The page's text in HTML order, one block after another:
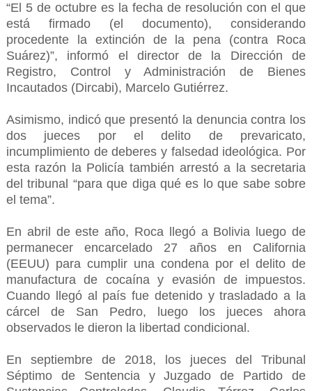
“El 5 de octubre es la fecha de resolución con el que
está firmado (el documento), considerando
procedente la extinción de la pena (contra Roca
Suárez)”, informó el director de la Dirección de
Registro, Control y Administración de Bienes
Incautados (Dircabi), Marcelo Gutiérrez.
Asimismo, indicó que presentó la denuncia contra los
dos jueces por el delito de prevaricato,
incumplimiento de deberes y falsedad ideológica. Por
esta razón la Policía también arrestó a la secretaria
del tribunal “para que diga qué es lo que sabe sobre
el tema”.
En abril de este año, Roca llegó a Bolivia luego de
permanecer encarcelado 27 años en California
(EEUU) para cumplir una condena por el delito de
manufactura de cocaína y evasión de impuestos.
Cuando llegó al país fue detenido y trasladado a la
cárcel de San Pedro, luego los jueces ahora
observados le dieron la libertad condicional.
En septiembre de 2018, los jueces del Tribunal
Séptimo de Sentencia y Juzgado de Partido de